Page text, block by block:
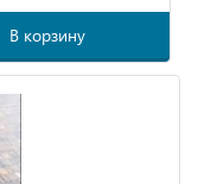
В корзину